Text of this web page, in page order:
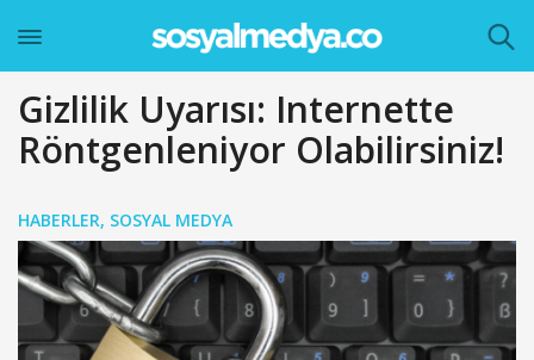
Gizlilik Uyarısı: Internette
Röntgenleniyor Olabilirsiniz!
HABERLER, SOSYAL MEDYA